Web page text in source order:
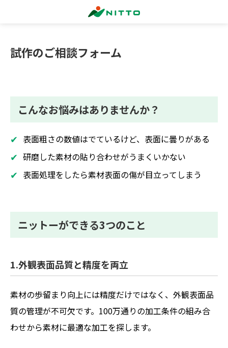
試作のご相談フォーム
こんなお悩みはありませんか？
表面粗さの数値はでているけど、表面に曇りがある
研磨した素材の貼り合わせがうまくいかない
表面処理をしたら素材表面の傷が目立ってしまう
ニットーができる3つのこと
1.外観表面品質と精度を両立
素材の歩留まり向上には精度だけではなく、外観表面品
質の管理が不可欠です。100万通りの加工条件の組み合
わせから素材に最適な加工を探します。